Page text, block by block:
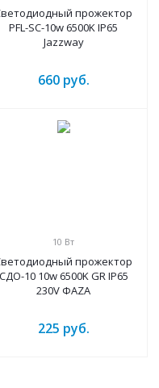
прожектор
PFL-SC-10w 6500K IP65
Jazzway
660руб.
10 Вт
прожектор
СДО-10 10w 6500K GR IP65
230V ФАZА
225 руб.